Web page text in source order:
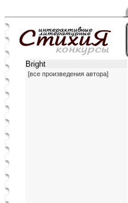
Bright
[все произведения автора]